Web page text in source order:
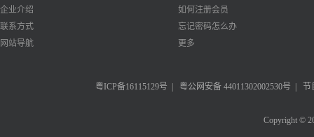
企业介绍
联系方式
网站导航
如何注册会员
忘记密码怎么办
更多
粤ICP备16115129号 粤公网安备 44011302002530号 节
Copyright ©